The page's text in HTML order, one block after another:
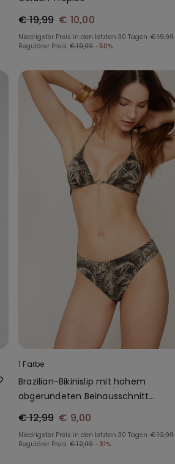
€ 19,99 € 10,00
Niedrigster Preis in den letzten 30 Tagen: € 19,99
Regulärer Preis: € 19,99 -50%
1 Farbe
Brazilian-Bikinislip mit hohem
abgerundeten Beinausschnitt
€ 12,99 € 9,00
Niedrigster Preis in den letzten 30 Tagen: € 12,99
Regulärer Preis: € 12,99 -31%